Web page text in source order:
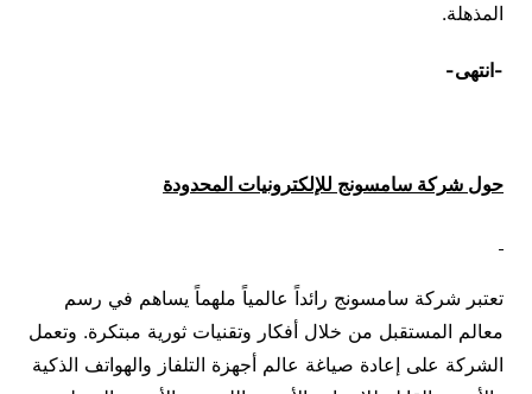
المذهلة.
-انتهى-
حول شركة سامسونج للإلكترونيات المحدودة
تعتبر شركة سامسونج رائداً عالمياً ملهماً يساهم في رسم
معالم المستقبل من خلال أفكار وتقنيات ثورية مبتكرة. وتعمل
الشركة على إعادة صياغة عالم أجهزة التلفاز والهواتف الذكية